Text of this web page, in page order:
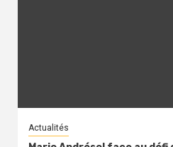
Actualités